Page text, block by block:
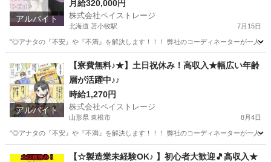
アルバイト
月給320,000円
株式会社ペイストレージ
北海道 苫小牧駅 7月15日
"◎アナタの『不安』や『不満』を解決します！！！ 弊社のコーディネーターが一人
苫小牧市 苫小牧駅 工場 QRコード
アルバイト
【寮費無料♪★】土日祝休み！高収入★幅広い年齢
層が活躍中♪♪
時給1,270円
株式会社ペイストレージ
山形県 東根市 8月4日
"◎アナタの『不安』や『不満』を解決します！！！ 弊社のコーディネーターが一人
工場 時給
【☆製造業未経験OK♪ 】初心者大歓迎🎵高収入★